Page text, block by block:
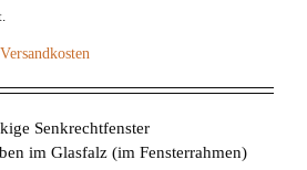
Versandkosten
Senkrechtfenster
im Glasfalz (im Fensterrahmen)